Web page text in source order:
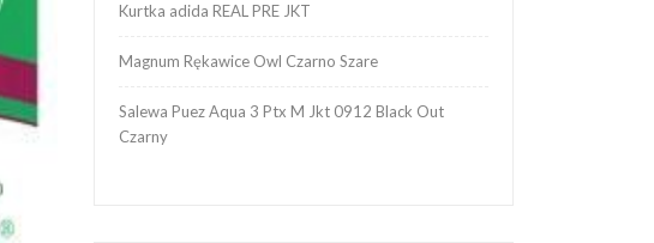
Kurtka adida REAL PRE JKT
Magnum Rękawice Owl Czarno Szare
Salewa Puez Aqua 3 Ptx M Jkt 0912 Black Out
Czarny